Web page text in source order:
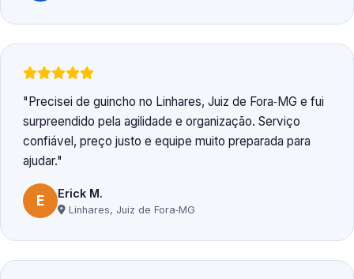
Precisei de guincho no Linhares, Juiz de Fora‑MG e fui
surpreendido pela agilidade e organização. Serviço
confiável, preço justo e equipe muito preparada para
ajudar.
E Erick M.
Linhares, Juiz de Fora‑MG